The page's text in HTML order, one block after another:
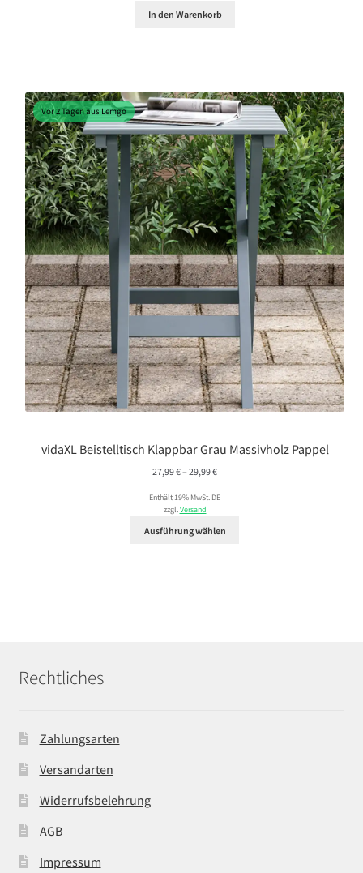
In den Warenkorb
Vor 2 Tagen aus Lemgo
vidaXL Beistelltisch Klappbar Grau Massivholz Pappel
27,99€– 29,99€Preisspanne:
bis
Enthält 19% MwSt. DE
zzgl.Versand
Ausführung wählen
Rechtliches
Zahlungsarten
Versandarten
Widerrufsbelehrung
AGB
Impressum